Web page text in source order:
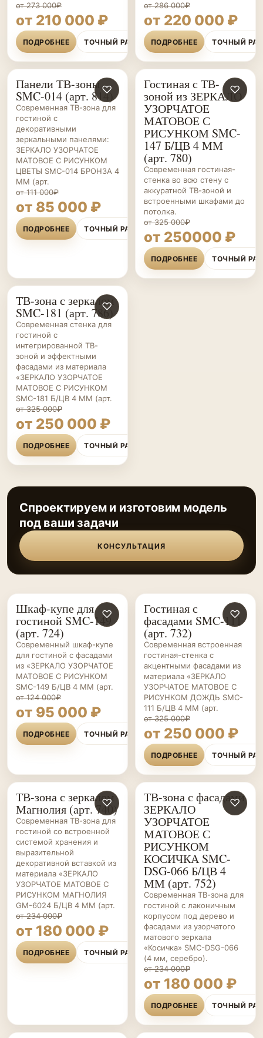
от 273 000₽
от 210 000 ₽
ПОДРОБНЕЕ ТОЧНЫЙ РАСЧЁТ
от 286 000₽
от 220 000 ₽
ПОДРОБНЕЕ ТОЧНЫЙ
ГОСТИНЫЕ НА ЗАКАЗ
♡
Панели ТВ-зоны
SMC-014 (арт. 814)
Современная ТВ-зона для
гостиной с
декоративными
зеркальными панелями:
ЗЕРКАЛО УЗОРЧАТОЕ
МАТОВОЕ С РИСУНКОМ
ЦВЕТЫ SMC-014 БРОНЗА 4
ММ (арт.
от 111 000₽
от 85 000 ₽
ПОДРОБНЕЕ ТОЧНЫЙ РАСЧЁТ
ГОСТИНЫЕ НА ЗАКАЗ
♡
Гостиная с ТВ-
зоной из ЗЕРКАЛО
УЗОРЧАТОЕ
МАТОВОЕ С
РИСУНКОМ SMC-
147 Б/ЦВ 4 ММ
(арт. 780)
Современная гостиная-
стенка во всю стену с
аккуратной ТВ-зоной и
встроенными шкафами до
потолка.
от 325 000₽
от 250000 ₽
ПОДРОБНЕЕ ТОЧНЫЙ
ГОСТИНЫЕ НА ЗАКАЗ
♡
ТВ-зона с зеркалом
SMC-181 (арт. 786)
Современная стенка для
гостиной с
интегрированной ТВ-
зоной и эффектными
фасадами из материала
«ЗЕРКАЛО УЗОРЧАТОЕ
МАТОВОЕ С РИСУНКОМ
SMC-181 Б/ЦВ 4 ММ (арт.
от 325 000₽
от 250 000 ₽
ПОДРОБНЕЕ ТОЧНЫЙ РАСЧЁТ
Спроектируем и изготовим модель
под ваши задачи
КОНСУЛЬТАЦИЯ
ГОСТИНЫЕ НА ЗАКАЗ
♡
Шкаф-купе для
гостиной SMC-149
(арт. 724)
Современный шкаф-купе
для гостиной с фасадами
из «ЗЕРКАЛО УЗОРЧАТОЕ
МАТОВОЕ С РИСУНКОМ
SMC-149 Б/ЦВ 4 ММ (арт.
от 124 000₽
от 95 000 ₽
ПОДРОБНЕЕ ТОЧНЫЙ РАСЧЁТ
ГОСТИНЫЕ НА ЗАКАЗ
♡
Гостиная с
фасадами SMC-111
(арт. 732)
Современная встроенная
гостиная-стенка с
акцентными фасадами из
материала «ЗЕРКАЛО
УЗОРЧАТОЕ МАТОВОЕ С
РИСУНКОМ ДОЖДЬ SMC-
111 Б/ЦВ 4 ММ (арт.
от 325 000₽
от 250 000 ₽
ПОДРОБНЕЕ ТОЧНЫЙ
ГОСТИНЫЕ НА ЗАКАЗ
♡
ТВ-зона с зеркалом
Магнолия (арт. 740)
Современная ТВ-зона для
гостиной со встроенной
системой хранения и
выразительной
декоративной вставкой из
материала «ЗЕРКАЛО
УЗОРЧАТОЕ МАТОВОЕ С
РИСУНКОМ МАГНОЛИЯ
GM-6024 Б/ЦВ 4 ММ (арт.
от 234 000₽
от 180 000 ₽
ПОДРОБНЕЕ ТОЧНЫЙ РАСЧЁТ
ГОСТИНЫЕ НА ЗАКАЗ
♡
ТВ-зона с фасадами
ЗЕРКАЛО
УЗОРЧАТОЕ
МАТОВОЕ С
РИСУНКОМ
КОСИЧКА SMC-
DSG-066 Б/ЦВ 4
ММ (арт. 752)
Современная ТВ-зона для
гостиной с лаконичным
корпусом под дерево и
фасадами из узорчатого
матового зеркала
«Косичка» SMC-DSG-066
(4 мм, серебро).
от 234 000₽
от 180 000 ₽
ПОДРОБНЕЕ ТОЧНЫЙ